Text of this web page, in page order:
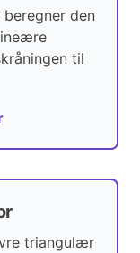
den
til
triangulær